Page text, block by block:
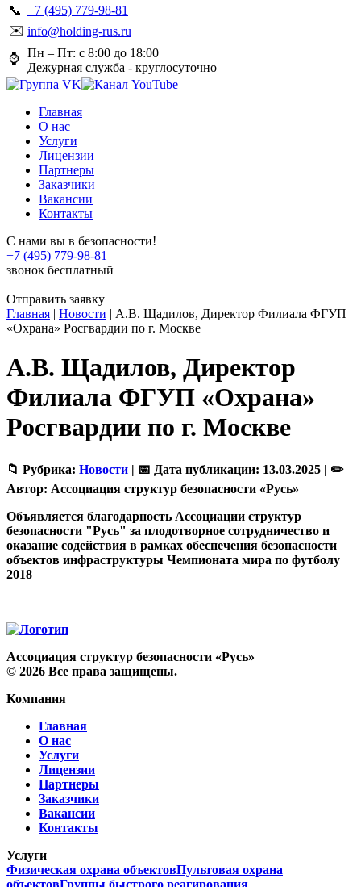
📞 +7 (495) 779-98-81
✉️ info@holding-rus.ru
⌚️ Пн – Пт: с 8:00 до 18:00
Дежурная служба - круглосуточно
Главная
О нас
Услуги
Лицензии
Партнеры
Заказчики
Вакансии
Контакты
С нами вы в безопасности!
+7 (495) 779-98-81
звонок бесплатный
Отправить заявку
Главная | Новости | А.В. Щадилов, Директор Филиала ФГУП
«Охрана» Росгвардии по г. Москве
А.В. Щадилов, Директор
Филиала ФГУП «Охрана»
Росгвардии по г. Москве
📁 Рубрика: Новости | 📅 Дата публикации: 13.03.2025 | ✏️
Автор: Ассоциация структур безопасности «Русь»
Объявляется благодарность Ассоциации структур
безопасности "Русь" за плодотворное сотрудничество и
оказание содействия в рамках обеспечения безопасности
объектов инфраструктуры Чемпионата мира по футболу
2018
Ассоциация структур безопасности «Русь»
© 2026 Все права защищены.
Компания
Главная
О нас
Услуги
Лицензии
Партнеры
Заказчики
Вакансии
Контакты
Услуги
Физическая охрана объектовПультовая охрана
объектовГруппы быстрого реагирования